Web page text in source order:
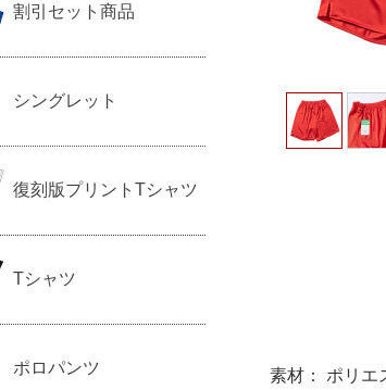
割引セット商品
シングレット
復刻版プリントTシャツ
Tシャツ
ポロパンツ 素材： ポリエ